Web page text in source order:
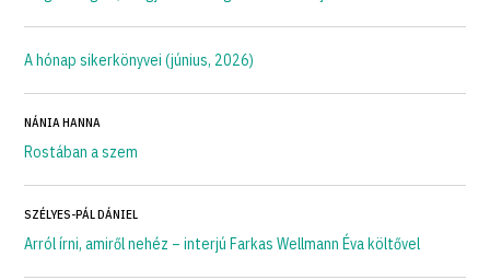
A hónap sikerkönyvei (június, 2026)
NÁNIA HANNA
Rostában a szem
SZÉLYES-PÁL DÁNIEL
Arról írni, amiről nehéz – interjú Farkas Wellmann Éva költővel